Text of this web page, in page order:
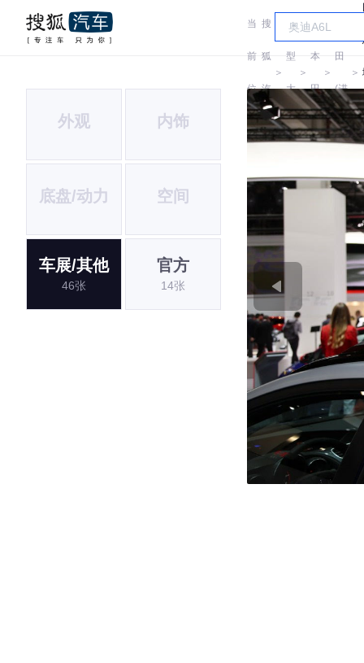
当
前
位
置:
搜
狐
汽
车
＞
车
型
大
全
＞
本
田
＞
田
(进
口)
＞
外观 内饰
底盘/动力 空间
车展/其他
46张
官方
14张